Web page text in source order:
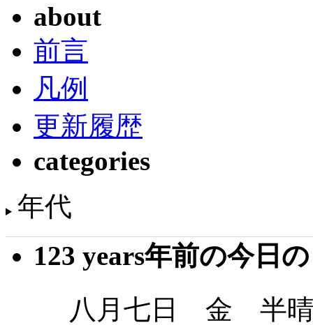
about
前言
凡例
更新履歴
categories
年代
123 years年前の今日
八月七日 金 半晴